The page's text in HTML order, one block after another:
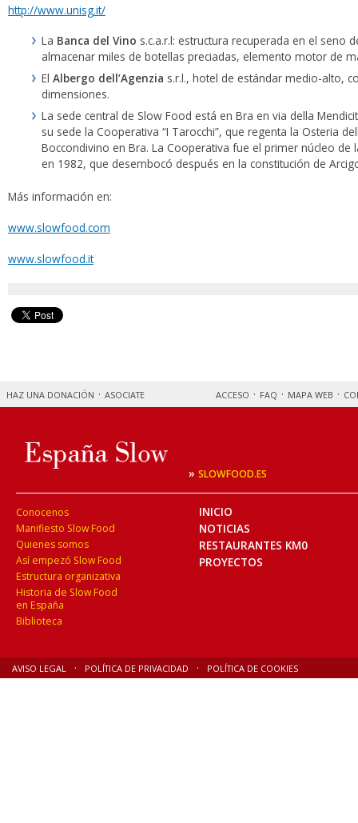
http://www.unisg.it/
La Banca del Vino s.c.a.r.l: estructura recuperada en el seno
almacenar miles de botellas preciadas, elemento motor de
El Albergo dell’Agenzia s.r.l., hotel de estándar medio-alto,
dimensiones.
La sede central de Slow Food está en Bra en via della
su sede la Cooperativa “I Tarocchi”, que regenta la Osteria
Boccondivino en Bra. La Cooperativa fue el primer núcleo de
en 1982, que desembocó después en la constitución de
Más información en:
www.slowfood.com
www.slowfood.it
HAZ UNA DONACIÓN ASOCIATE ACCESO FAQ MAPA WEB
» SLOWFOOD.ES
Conocenos
Manifiesto Slow Food
Quienes somos
Así empezó Slow Food
Estructura organizativa
Historia de Slow Food
en España
Biblioteca
INICIO
NOTICIAS
RESTAURANTES KM0
PROYECTOS
AVISO LEGAL POLÍTICA DE PRIVACIDAD POLÍTICA DE COOKIES